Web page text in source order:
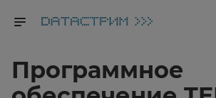
Программное